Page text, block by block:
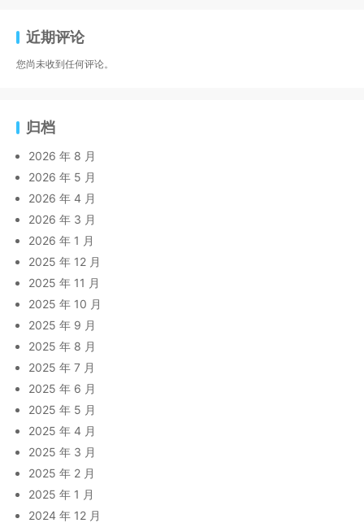
近期评论
您尚未收到任何评论。
归档
2026 年 8 月
2026 年 5 月
2026 年 4 月
2026 年 3 月
2026 年 1 月
2025 年 12 月
2025 年 11 月
2025 年 10 月
2025 年 9 月
2025 年 8 月
2025 年 7 月
2025 年 6 月
2025 年 5 月
2025 年 4 月
2025 年 3 月
2025 年 2 月
2025 年 1 月
2024 年 12 月